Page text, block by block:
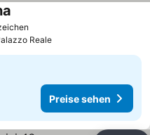
Reale
Preise sehen